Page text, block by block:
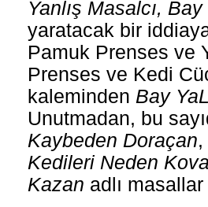
Yanlış Masalcı, Bay
yaratacak bir
Pamuk Prenses ve
Prenses ve Kedi
kaleminden Bay
Unutmadan, bu
Kaybeden Doraçan
Kedileri Neden
Kazan adlı